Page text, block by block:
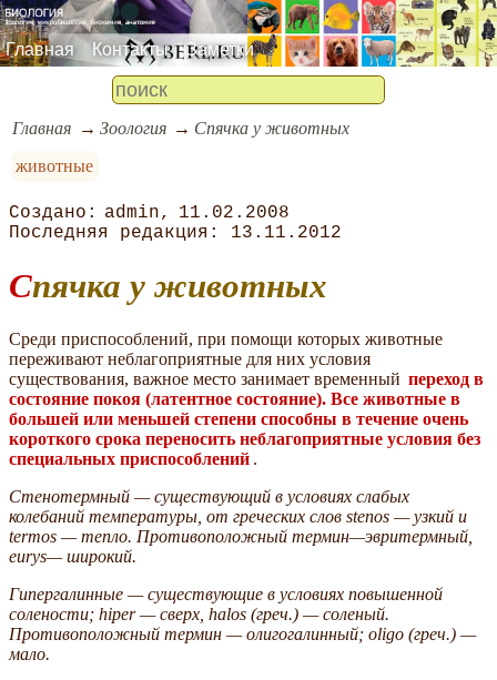
Главная Контакты Заметки
Главная Зоология
Спячка у животных
животные
admin
11.02.2008
13.11.2012
Спячка у животных
Среди приспособлений, при помощи которых животные
переживают неблагоприятные для них условия
существования, важное место занимает временный переход в
состояние покоя (латентное состояние). Все животные в
большей или меньшей степени способны в течение очень
короткого срока переносить неблагоприятные условия без
специальных приспособлений .
Стенотермный — существующий в условиях слабых
колебаний температуры, от греческих слов stenos — узкий и
termos — тепло. Противоположный термин—эвритермный,
eurys— широкий.
Гипергалинные — существующие в условиях повышенной
солености; hiper — сверх, halos (греч.) — соленый.
Противоположный термин — олигогалинный; oligo (греч.) —
мало.